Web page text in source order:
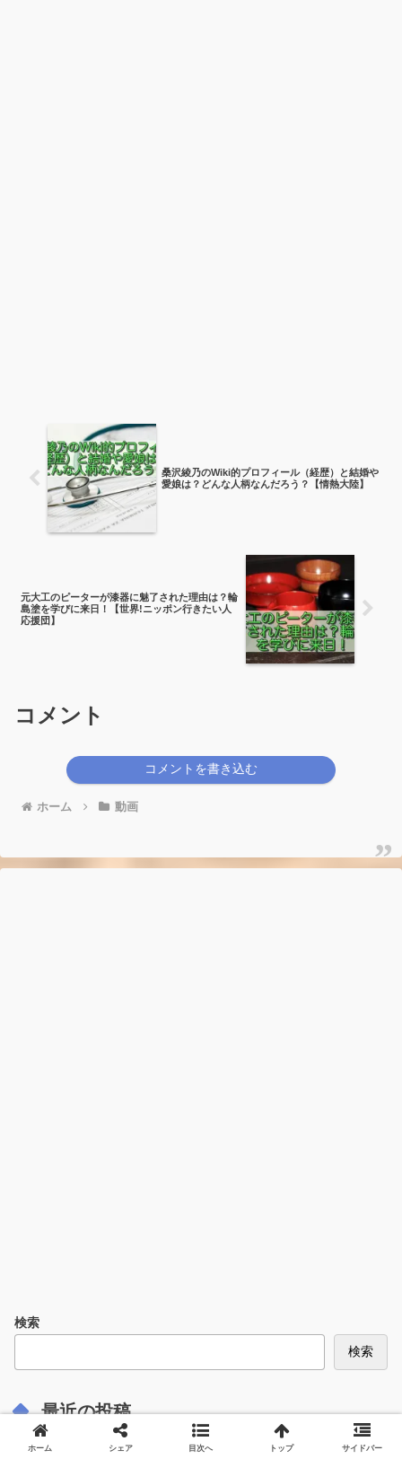
桑沢綾乃のWiki的プロフィール（経歴）と結婚や
愛娘は？どんな人柄なんだろう？【情熱大陸】
元大工のピーターが漆器に魅了された理由は？輪
島塗を学びに来日！【世界!ニッポン行きたい人
応援団】
コメント
コメントを書き込む
ホーム 動画
検索
検索
最近の投稿
ホーム シェア 目次へ トップ サイドバー